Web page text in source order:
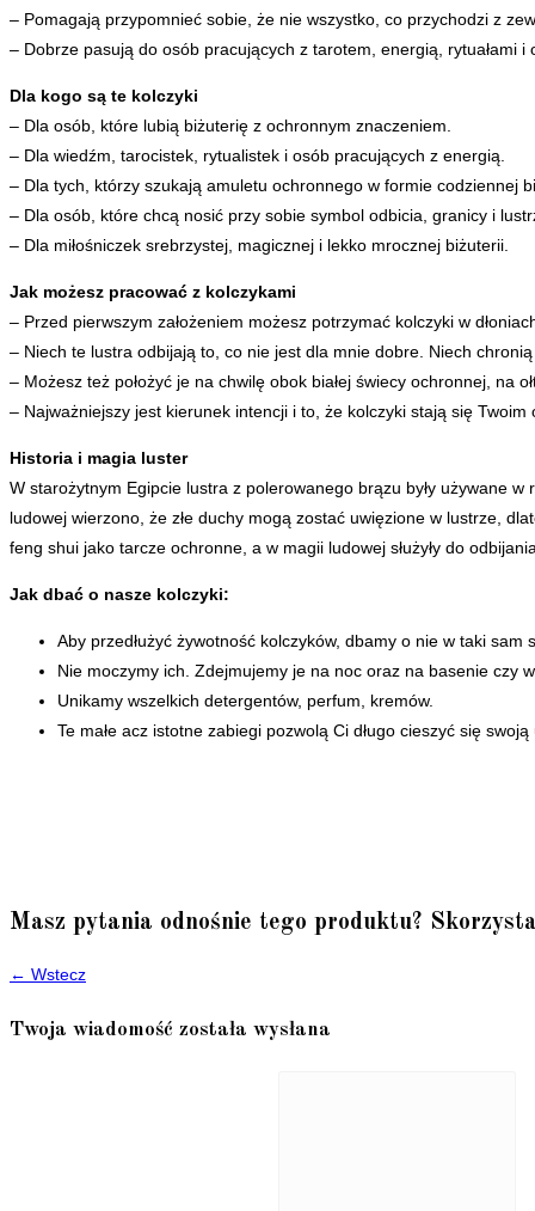
– Pomagają przypomnieć sobie, że nie wszystko, co przychodzi z
– Dobrze pasują do osób pracujących z tarotem, energią, rytuałami i
Dla kogo są te kolczyki
– Dla osób, które lubią biżuterię z ochronnym znaczeniem.
– Dla wiedźm, tarocistek, rytualistek i osób pracujących z energią.
– Dla tych, którzy szukają amuletu ochronnego w formie codziennej
– Dla osób, które chcą nosić przy sobie symbol odbicia, granicy i
– Dla miłośniczek srebrzystej, magicznej i lekko mrocznej biżuterii.
Jak możesz pracować z kolczykami
– Przed pierwszym założeniem możesz potrzymać kolczyki w
– Niech te lustra odbijają to, co nie jest dla mnie dobre. Niech
– Możesz też położyć je na chwilę obok białej świecy ochronnej, na
– Najważniejszy jest kierunek intencji i to, że kolczyki stają się
Historia i magia luster
W starożytnym Egipcie lustra z polerowanego brązu były używane
ludowej wierzono, że złe duchy mogą zostać uwięzione w lustrze,
feng shui jako tarcze ochronne, a w magii ludowej służyły do
Jak dbać o nasze kolczyki:
Aby przedłużyć żywotność kolczyków, dbamy o nie w taki
Nie moczymy ich. Zdejmujemy je na noc oraz na basenie czy
Unikamy wszelkich detergentów, perfum, kremów.
Te małe acz istotne zabiegi pozwolą Ci długo cieszyć się
Masz pytania odnośnie tego produktu?
← Wstecz
Twoja wiadomość została wysłana